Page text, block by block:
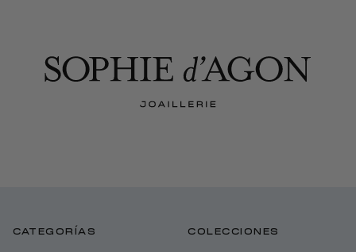
CATEGORÍAS COLECCIONES